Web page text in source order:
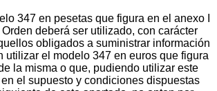
347 en pesetas que figura en el anexo I
deberá ser utilizado, con carácter
obligados a suministrar información
utilizar el modelo 347 en euros que figura
la misma o que, pudiendo utilizar este
el supuesto y condiciones dispuestas